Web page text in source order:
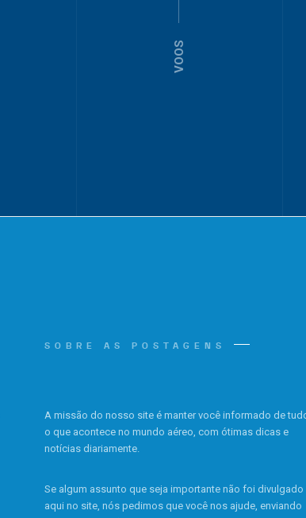
VOOS
SOBRE AS POSTAGENS
A missão do nosso site é manter você informado de
o que acontece no mundo aéreo, com ótimas dicas e
notícias diariamente.
Se algum assunto que seja importante não foi divulgado
aqui no site, nós pedimos que você nos ajude, enviando